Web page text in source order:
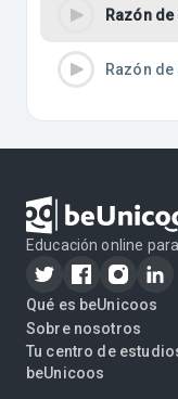
Razón
Razón
Educación online
Qué es beUnicoos
Sobre nosotros
Tu centro de
beUnicoos